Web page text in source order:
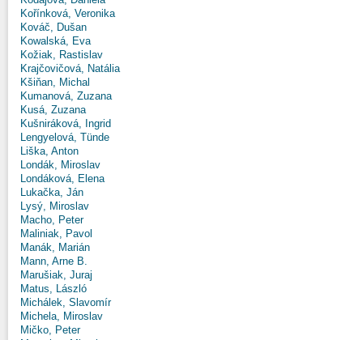
Kořínková, Veronika
Kováč, Dušan
Kowalská, Eva
Kožiak, Rastislav
Krajčovičová, Natália
Kšiňan, Michal
Kumanová, Zuzana
Kusá, Zuzana
Kušniráková, Ingrid
Lengyelová, Tünde
Liška, Anton
Londák, Miroslav
Londáková, Elena
Lukačka, Ján
Lysý, Miroslav
Macho, Peter
Maliniak, Pavol
Manák, Marián
Mann, Arne B.
Marušiak, Juraj
Matus, László
Michálek, Slavomír
Michela, Miroslav
Mičko, Peter